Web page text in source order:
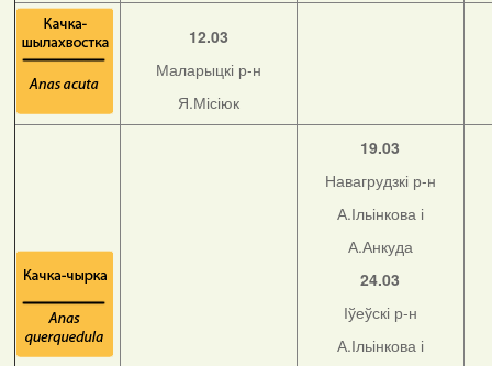
12.03
Маларыцкі р-н
Я.Місіюк
19.03
Навагрудзкі р-н
А.Ільінкова і
А.Анкуда
24.03
Іўеўскі р-н
А.Ільінкова і